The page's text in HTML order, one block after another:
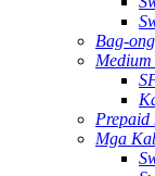
Bag-
Prepaid
Mga